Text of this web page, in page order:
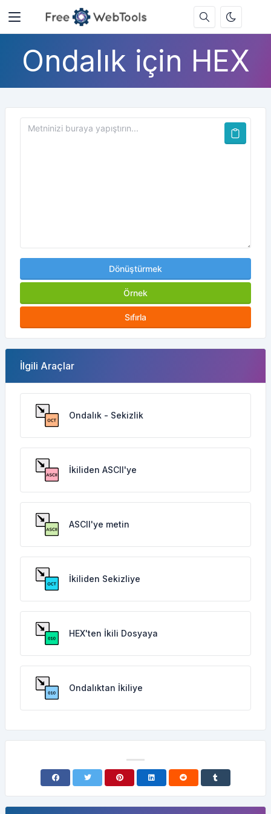
Ondalık için HEX
Dönüştürmek
Örnek
Sıfırla
İlgili Araçlar
Ondalık - Sekizlik
İkiliden ASCII'ye
ASCII'ye metin
İkiliden Sekizliye
HEX'ten İkili Dosyaya
Ondalıktan İkiliye